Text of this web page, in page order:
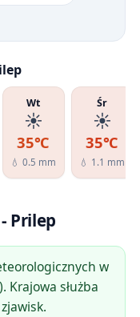
Wt
☀️
35℃
💧 0.5 mm
Śr
☀️
35℃
💧 1.1 mm
Prilep
w
Krajowa służba